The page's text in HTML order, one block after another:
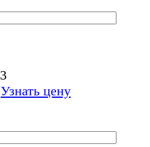
Узнать цену